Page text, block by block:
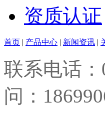
资质认证
首页 | 产品中心 | 新闻资讯 |
联系电话：
问：